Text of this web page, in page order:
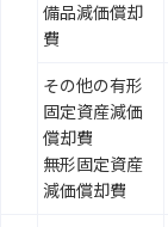
備品減価償却
費
その他の有形
固定資産減価
償却費
無形固定資産
減価償却費